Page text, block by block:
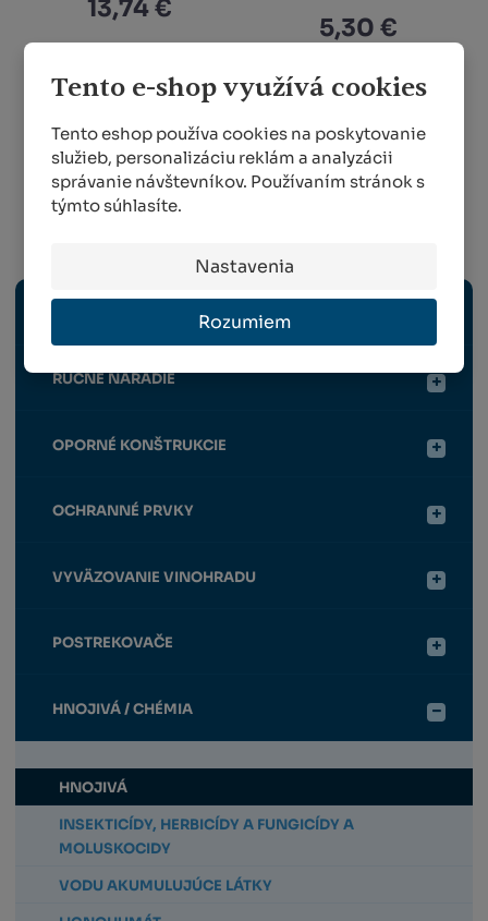
Tento e-shop využívá cookies
Tento eshop používa cookies na poskytovanie
služieb, personalizáciu reklám a analyzácii
správanie návštevníkov. Používaním stránok s
týmto súhlasíte.
Nastavenia
Rozumiem
13,74 €
5,30 €
KÚPIŤ
1 2
ELEKTRICKÉ NÁRADIE
RUČNÉ NÁRADIE
OPORNÉ KONŠTRUKCIE
OCHRANNÉ PRVKY
VYVÄZOVANIE VINOHRADU
POSTREKOVAČE
HNOJIVÁ / CHÉMIA
HNOJIVÁ
INSEKTICÍDY, HERBICÍDY A FUNGICÍDY A
MOLUSKOCIDY
VODU AKUMULUJÚCE LÁTKY